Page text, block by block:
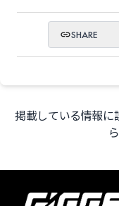
SHARE
掲載している情報に